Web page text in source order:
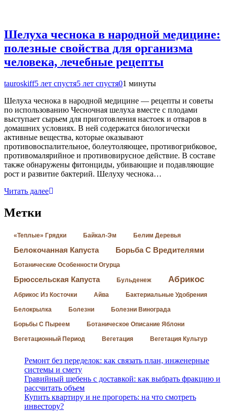
Шелуха чеснока в народной медицине:
полезные свойства для организма
человека, лечебные рецепты
tauroskiff5 лет спустя5 лет спустя01 минуты
Шелуха чеснока в народной медицине — рецепты и советы
по использованию Чесночная шелуха вместе с плодами
выступает сырьем для приготовления настоек и отваров в
домашних условиях. В ней содержатся биологически
активные вещества, которые оказывают
противовоспалительное, болеутоляющее, противогрибковое,
противомалярийное и противовирусное действие. В составе
также обнаружены фитонциды, убивающие и подавляющие
рост и развитие бактерий. Шелуху чеснока…
Читать далее
Метки
«Теплые» Грядки Байкал-Эм Белим Деревья
Белокочанная Капуста Борьба С Вредителями
Ботанические Особенности Огурца
Брюссельская Капуста Бульденеж Абрикос
Абрикос Из Косточки Айва Бактериальные Удобрения
Белокрылка Болезни Болезни Винограда
Борьбы С Пыреем Ботаническое Описание Яблони
Вегетационный Период Вегетация Вегетация Культур
Ремонт без переделок: как связать план, инженерные
системы и смету
Гравийный щебень с доставкой: как выбрать фракцию и
рассчитать объем
Купить квартиру и не прогореть: на что смотреть
инвестору?